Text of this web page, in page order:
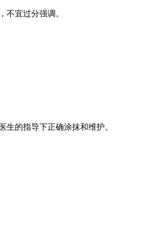
不宜过分强调。
的指导下正确涂抹和维护。